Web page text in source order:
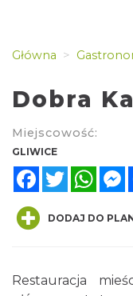
Główna
Dobra
Miejscowość:
GLIWICE
FacebookTwitter
DODAJ DO
Restauracja